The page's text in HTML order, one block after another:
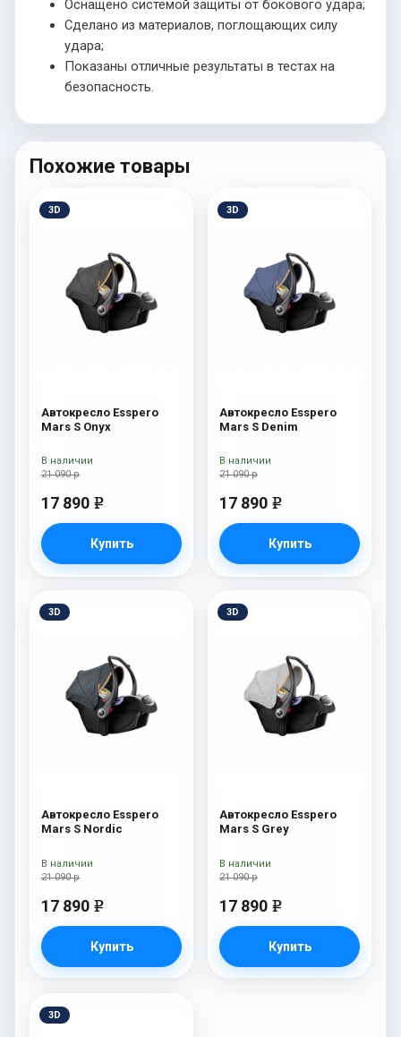
Оснащено системой защиты от бокового удара;
Сделано из материалов, поглощающих силу
удара;
Показаны отличные результаты в тестах на
безопасность.
Похожие товары
3D
Автокресло Esspero
Mars S Onyx
21 090 р
17 890 e
Купить
В наличии
3D
Автокресло Esspero
Mars S Denim
21 090 р
17 890 e
Купить
В наличии
3D
Автокресло Esspero
Mars S Nordic
21 090 р
17 890 e
Купить
В наличии
3D
Автокресло Esspero
Mars S Grey
21 090 р
17 890 e
Купить
В наличии
3D